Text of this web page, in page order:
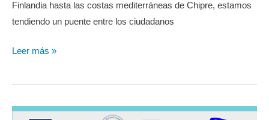
Finlandia hasta las costas mediterráneas de Chipre, estamos
tendiendo un puente entre los ciudadanos
Nuevo
CERV:
Leer más »